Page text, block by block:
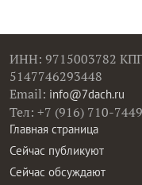
ИНН: 9715003782
5147746293448
Email: info@7dach.ru
Тел: +7 (916) 710-
Главная страница
Сейчас публикуют
Сейчас обсуждают